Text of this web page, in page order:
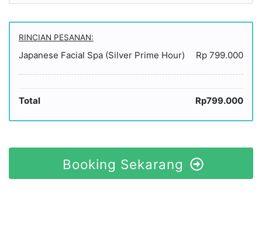
RINCIAN PESANAN:
Japanese Facial Spa (Silver Prime Hour) Rp 799.000
Total Rp799.000
Booking Sekarang